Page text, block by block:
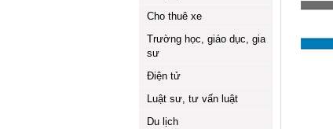
Cho thuê xe
Trường học, giáo dục, gia
sư
Điện tử
Luật sư, tư vấn luật
Du lịch